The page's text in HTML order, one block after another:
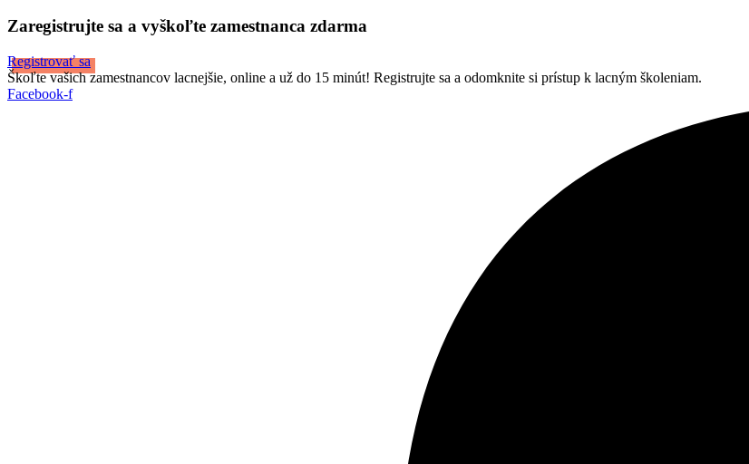
Zaregistrujte sa a vyškoľte zamestnanca zdarma
Registrovať sa
Škoľte vašich zamestnancov lacnejšie, online a už do 15 minút! Registrujte sa a odomknite si prístup k lacným školeniam.
Facebook-f